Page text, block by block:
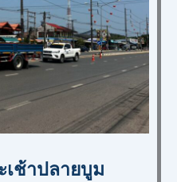
เช้าปลายบูม